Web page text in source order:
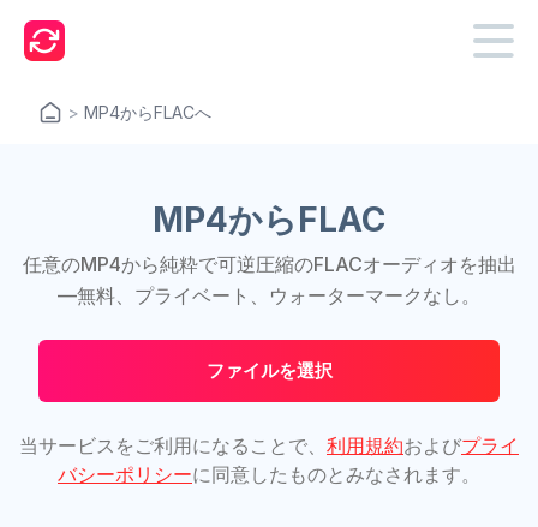
> MP4からFLACへ
MP4からFLAC
任意のMP4から純粋で可逆圧縮のFLACオーディオを抽出
—無料、プライベート、ウォーターマークなし。
ファイルを選択
当サービスをご利用になることで、 利用規約およびプライ
バシーポリシーに同意したものとみなされます。